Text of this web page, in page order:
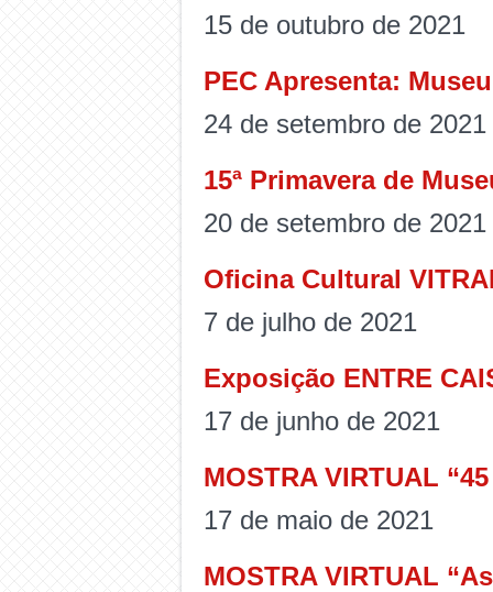
15 de outubro de 2021
PEC Apresenta:
24 de setembro de 2021
15ª Primavera de
20 de setembro de 2021
Oficina Cultural
7 de julho de 2021
Exposição ENTRE
17 de junho de 2021
MOSTRA VIRTUAL
17 de maio de 2021
MOSTRA VIRTUAL